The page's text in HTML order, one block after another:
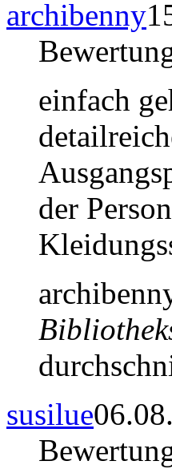
archibenny
einfach
der
susilue